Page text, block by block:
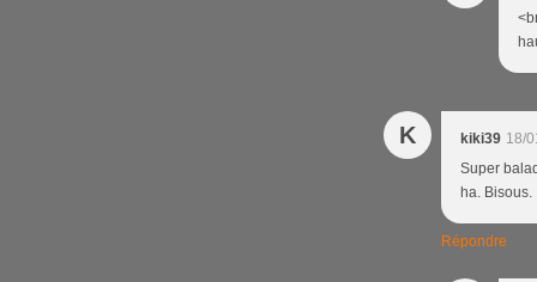
K kiki39 18/
Super
ha. Bisous.
Répondre